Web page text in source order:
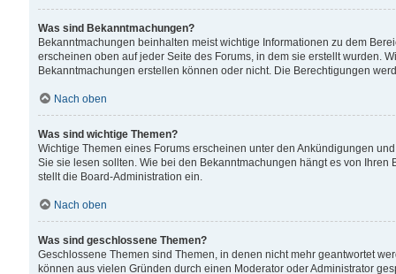
Was sind Bekanntmachungen?
Bekanntmachungen beinhalten meist wichtige Informationen zu dem
erscheinen oben auf jeder Seite des Forums, in dem sie erstellt wurden.
Bekanntmachungen erstellen können oder nicht. Die Berechtigungen
Nach oben
Was sind wichtige Themen?
Wichtige Themen eines Forums erscheinen unter den Ankündigungen
Sie sie lesen sollten. Wie bei den Bekanntmachungen hängt es von
stellt die Board-Administration ein.
Nach oben
Was sind geschlossene Themen?
Geschlossene Themen sind Themen, in denen nicht mehr geantwortet
können aus vielen Gründen durch einen Moderator oder Administrator